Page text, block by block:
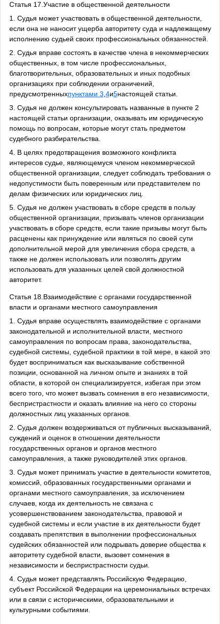
Статья 17.Участие в общественной деятельности
1. Судья может участвовать в общественной деятельности,
если она не наносит ущерба авторитету суда и надлежащему
исполнению судьей своих профессиональных обязанностей.
2. Судья вправе состоять в качестве члена в некоммерческих
общественных, в том числе профессиональных,
благотворительных, образовательных и иных подобных
организациях при соблюдении ограничений,
предусмотренныхпунктами 3,4и5настоящей статьи.
3. Судья не должен консультировать названные в пункте 2
настоящей статьи организации, оказывать им юридическую
помощь по вопросам, которые могут стать предметом
судебного разбирательства.
4. В целях предотвращения возможного конфликта
интересов судье, являющемуся членом некоммерческой
общественной организации, следует соблюдать требования о
недопустимости быть поверенным или представителем по
делам физических или юридических лиц.
5. Судья не должен участвовать в сборе средств в пользу
общественной организации, призывать членов организации
участвовать в сборе средств, если такие призывы могут быть
расценены как принуждение или являться по своей сути
дополнительной мерой для увеличения сбора средств, а
также не должен использовать или позволять другим
использовать для указанных целей свой должностной
авторитет.
Статья 18.Взаимодействие с органами государственной
власти и органами местного самоуправления
1. Судья вправе осуществлять взаимодействие с органами
законодательной и исполнительной власти, местного
самоуправления по вопросам права, законодательства,
судебной системы, судебной практики в той мере, в какой это
будет восприниматься как высказывание собственной
позиции, основанной на личном опыте и знаниях в той
области, в которой он специализируется, избегая при этом
всего того, что может вызвать сомнения в его независимости,
беспристрастности и оказать влияние на него со стороны
должностных лиц указанных органов.
2. Судья должен воздерживаться от публичных высказываний,
суждений и оценок в отношении деятельности
государственных органов и органов местного
самоуправления, а также руководителей этих органов.
3. Судья может принимать участие в деятельности комитетов,
комиссий, образованных государственными органами и
органами местного самоуправления, за исключением
случаев, когда их деятельность не связана с
усовершенствованием законодательства, правовой и
судебной системы и если участие в их деятельности будет
создавать препятствия в выполнении профессиональных
судейских обязанностей или подрывать доверие общества к
авторитету судебной власти, вызовет сомнения в
независимости и беспристрастности судьи.
4. Судья может представлять Российскую Федерацию,
субъект Российской Федерации на церемониальных встречах
или в связи с историческими, образовательными и
культурными событиями.